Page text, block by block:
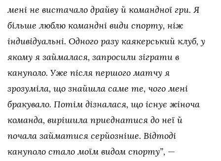
мені не вистачало драйву й командної гри. Я
більше люблю командні види спорту, ніж
індивідуальні. Одного разу каякерський клуб, у
якому я займалася, запросили зіграти в
кануполо. Уже після першого матчу я
зрозуміла, що знайшла саме те, чого мені
бракувало. Потім дізналася, що існує жіноча
команда, вирішила приєднатися до неї й
почала займатися серйозніше. Відтоді
кануполо стало моїм видом спорту”, —